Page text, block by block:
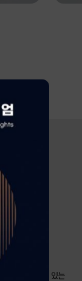
AI가 가장 의미 있는